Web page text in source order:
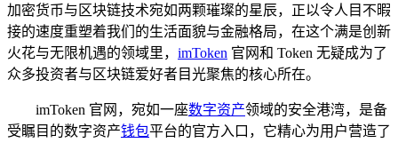
加密货币与区块链技术宛如两颗璀璨的星辰，正以令人目不暇
接的速度重塑着我们的生活面貌与金融格局，在这个满是创新
火花与无限机遇的领域里， imToken 官网和 Token 无疑成为了
众多投资者与区块链爱好者目光聚焦的核心所在。
imToken 官网，宛如一座数字资产领域的安全港湾，是备
受瞩目的数字资产钱包平台的官方入口，它精心为用户营造了